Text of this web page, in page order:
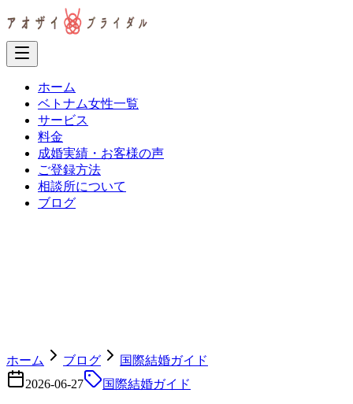
ホーム
ベトナム女性一覧
サービス
料金
成婚実績・お客様の声
ご登録方法
相談所について
ブログ
ホーム ブログ
国際結婚ガイド
2026-06-27
国際結婚ガイド